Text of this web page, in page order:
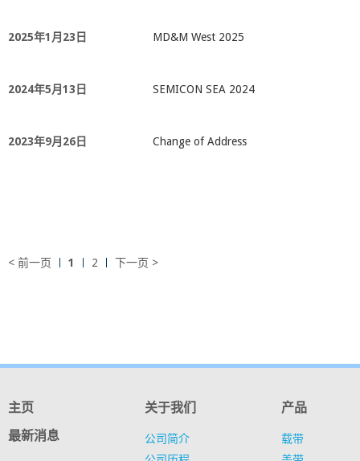
2025年1月23日 MD&M West 2025
2024年5月13日 SEMICON SEA 2024
2023年9月26日 Change of Address
< 前一页 1 2 下一页 >
主页
最新消息
关于我们
公司简介
产品
载带